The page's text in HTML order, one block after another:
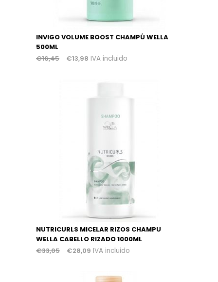
INVIGO VOLUME BOOST CHAMPÚ WELLA
500ML
€16,45 €13,98 IVA incluido
NUTRICURLS MICELAR RIZOS CHAMPU
WELLA CABELLO RIZADO 1000ML
€33,05 €28,09 IVA incluido